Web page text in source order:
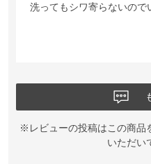
洗ってもシワ寄らないので
※レビューの投稿はこの商品
いただい